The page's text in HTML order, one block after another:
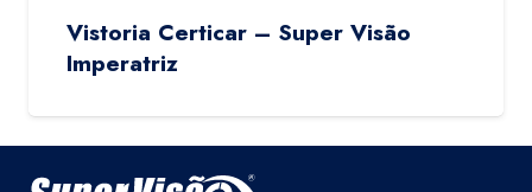
Vistoria Certicar – Super Visão
Imperatriz